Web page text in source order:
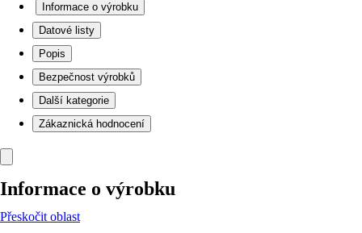
Informace o výrobku
Datové listy
Popis
Bezpečnost výrobků
Další kategorie
Zákaznická hodnocení
Informace o výrobku
Přeskočit oblast